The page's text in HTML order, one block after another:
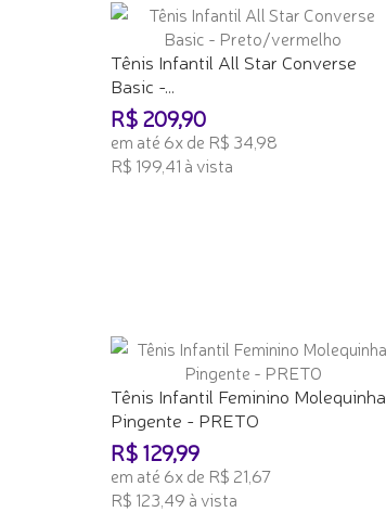
Tênis Infantil All Star Converse
Basic -...
R$ 209,90
em até 6x de R$ 34,98
R$ 199,41 à vista
Tênis Infantil Feminino Molequinha
Pingente - PRETO
R$ 129,99
em até 6x de R$ 21,67
R$ 123,49 à vista